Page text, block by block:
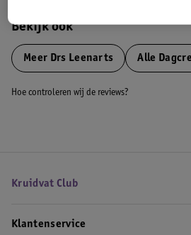
Bekijk ook
Meer Drs Leenarts Alle
Hoe controleren wij de reviews?
Kruidvat Club
Klantenservice